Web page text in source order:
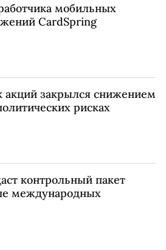
мобильных
CardSpring
акций закрылся снижением
рисках
контрольный пакет
международных